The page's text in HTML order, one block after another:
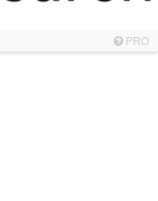
PRO